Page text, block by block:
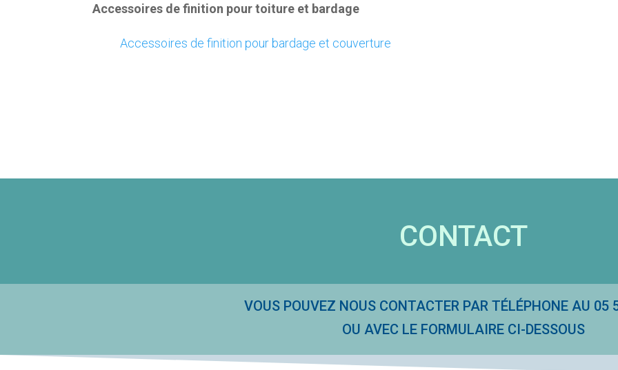
Accessoires de finition pour toiture et bardage
Accessoires de finition pour bardage et couverture
CONTACT
VOUS POUVEZ NOUS CONTACTER PAR TÉLÉPHONE AU 05
OU AVEC LE FORMULAIRE CI-DESSOUS